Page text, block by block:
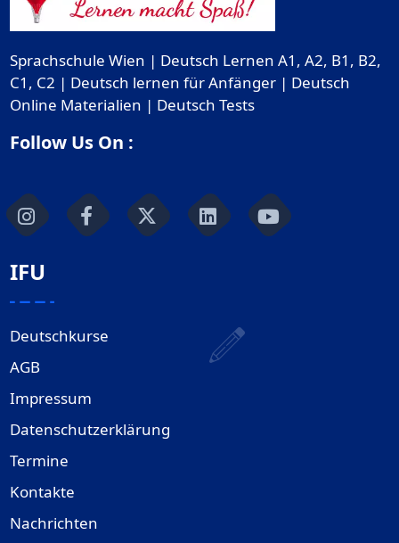
Sprachschule Wien | Deutsch Lernen A1, A2, B1, B2,
C1, C2 | Deutsch lernen für Anfänger | Deutsch
Online Materialien | Deutsch Tests
Follow Us On :
IFU
Deutschkurse
AGB
Impressum
Datenschutzerklärung
Termine
Kontakte
Nachrichten